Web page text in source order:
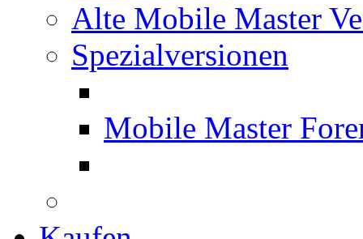
Alte Mobile Master
Spezialversionen
Mobile Master